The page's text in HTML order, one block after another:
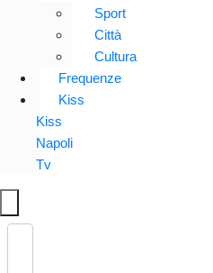
Sport
Città
Cultura
Frequenze
Kiss
Kiss
Napoli
Tv